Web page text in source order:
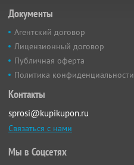
Документы
Агентский договор
Лицензионный договор
Публичная оферта
Политика конфиденциальности
Контакты
sprosi@kupikupon.ru
Связаться с нами
Мы в Соцсетях